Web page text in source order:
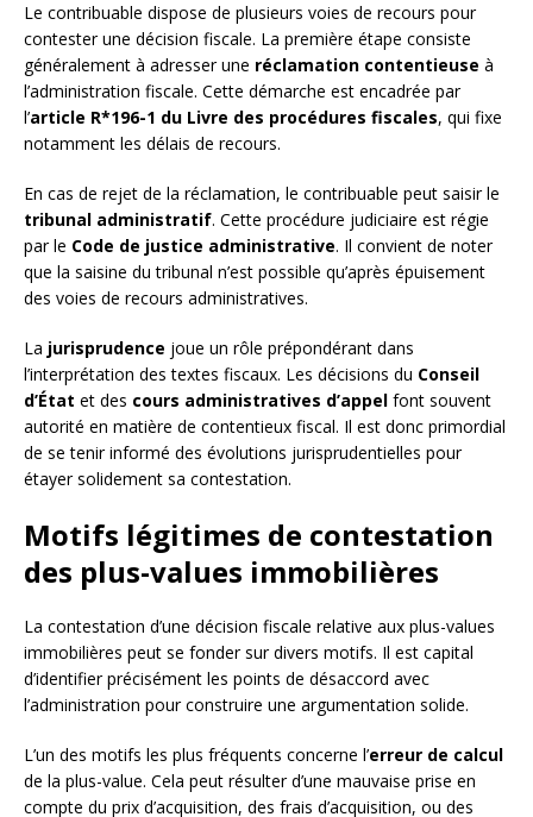
Le contribuable dispose de plusieurs voies de recours pour
contester une décision fiscale. La première étape consiste
généralement à adresser une réclamation contentieuse à
l’administration fiscale. Cette démarche est encadrée par
l’article R*196-1 du Livre des procédures fiscales, qui fixe
notamment les délais de recours.
En cas de rejet de la réclamation, le contribuable peut saisir le
tribunal administratif. Cette procédure judiciaire est régie
par le Code de justice administrative. Il convient de noter
que la saisine du tribunal n’est possible qu’après épuisement
des voies de recours administratives.
La jurisprudence joue un rôle prépondérant dans
l’interprétation des textes fiscaux. Les décisions du Conseil
d’État et des cours administratives d’appel font souvent
autorité en matière de contentieux fiscal. Il est donc primordial
de se tenir informé des évolutions jurisprudentielles pour
étayer solidement sa contestation.
Motifs légitimes de contestation
des plus-values immobilières
La contestation d’une décision fiscale relative aux plus-values
immobilières peut se fonder sur divers motifs. Il est capital
d’identifier précisément les points de désaccord avec
l’administration pour construire une argumentation solide.
L’un des motifs les plus fréquents concerne l’erreur de calcul
de la plus-value. Cela peut résulter d’une mauvaise prise en
compte du prix d’acquisition, des frais d’acquisition, ou des